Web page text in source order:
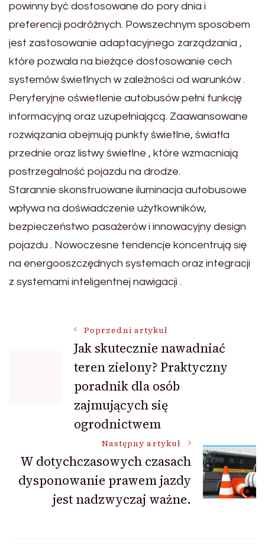
powinny być dostosowane do pory dnia i
preferencji podróżnych. Powszechnym sposobem
jest zastosowanie adaptacyjnego zarządzania ,
które pozwala na bieżące dostosowanie cech
systemów świetlnych w zależności od warunków .
Peryferyjne oświetlenie autobusów pełni funkcję
informacyjną oraz uzupełniającą. Zaawansowane
rozwiązania obejmują punkty świetlne, światła
przednie oraz listwy świetlne , które wzmacniają
postrzegalność pojazdu na drodze.
Starannie skonstruowane iluminacja autobusowe
wpływa na doświadczenie użytkowników,
bezpieczeństwo pasażerów i innowacyjny design
pojazdu . Nowoczesne tendencje koncentrują się
na energooszczędnych systemach oraz integracji
z systemami inteligentnej nawigacji .
Nawigacja
wpisu
Poprzedni artykuł
Jak skutecznie nawadniać
teren zielony? Praktyczny
poradnik dla osób
zajmujących się
ogrodnictwem
Następny artykuł
W dotychczasowych czasach
dysponowanie prawem jazdy
jest nadzwyczaj ważne.